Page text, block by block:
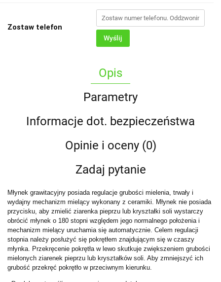
Zostaw telefon
Wyślij
Opis
Parametry
Informacje dot. bezpieczeństwa
Opinie i oceny (0)
Zadaj pytanie
Młynek grawitacyjny posiada regulacje grubości mielenia, trwały i
wydajny mechanizm mielący wykonany z ceramiki. Młynek nie posiada
przycisku, aby zmielić ziarenka pieprzu lub kryształki soli wystarczy
obrócić młynek o 180 stopni względem jego normalnego położenia i
mechanizm mielący uruchamia się automatycznie. Celem regulacji
stopnia należy posłużyć się pokrętłem znajdującym się w czaszy
młynka. Przekręcenie pokrętła w lewo skutkuje zwiększeniem grubości
mielonych ziarenek pieprzu lub kryształków soli. Aby zmniejszyć ich
grubość przekręć pokrętło w przeciwnym kierunku.